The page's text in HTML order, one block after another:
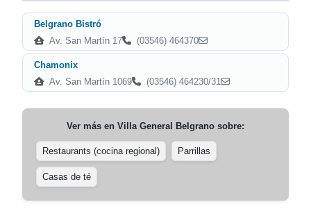
Belgrano Bistró
Av. San Martín 17
(03546) 464370
Chamonix
Av. San Martín 1069
(03546) 464230/31
Ver más en Villa General Belgrano sobre:
Restaurants (cocina regional) Parrillas
Casas de té